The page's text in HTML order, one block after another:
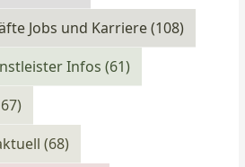
Jobs und Karriere(108)
Infos(61)
(68)